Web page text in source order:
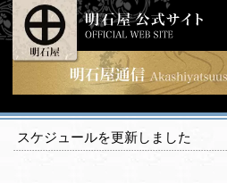
スケジュールを更新しました